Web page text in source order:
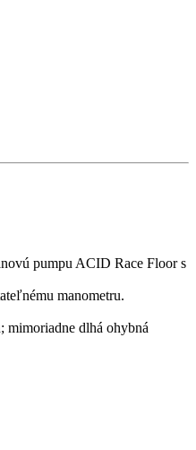
pumpu ACID Race Floor s
manometru.
mimoriadne dlhá ohybná